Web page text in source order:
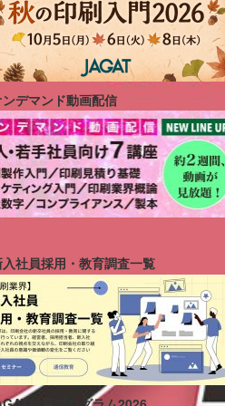
デマンド動画配信
社員採用・教育調査一覧